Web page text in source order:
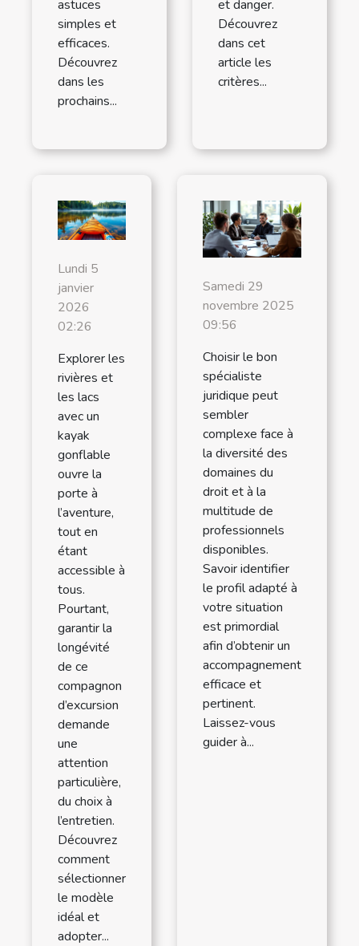
astuces
simples et
efficaces.
Découvrez
dans les
prochains...
et danger.
Découvrez
dans cet
article les
critères...
Lundi 5
janvier
2026
02:26
Explorer les
rivières et
les lacs
avec un
kayak
gonflable
ouvre la
porte à
l’aventure,
tout en
étant
accessible à
tous.
Pourtant,
garantir la
longévité
de ce
compagnon
d’excursion
demande
une
attention
particulière,
du choix à
l’entretien.
Découvrez
comment
sélectionner
le modèle
idéal et
adopter...
Samedi 29
novembre 2025
09:56
Choisir le bon
spécialiste
juridique peut
sembler
complexe face à
la diversité des
domaines du
droit et à la
multitude de
professionnels
disponibles.
Savoir identifier
le profil adapté à
votre situation
est primordial
afin d’obtenir un
accompagnement
efficace et
pertinent.
Laissez-vous
guider à...